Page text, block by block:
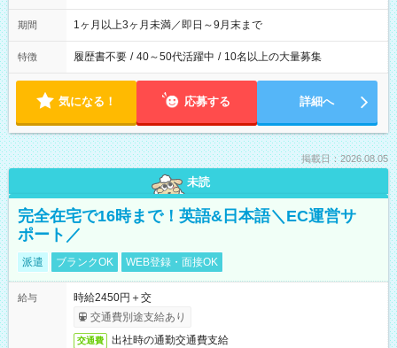
期間 1ヶ月以上3ヶ月未満／即日～9月末まで
特徴 履歴書不要 / 40～50代活躍中 / 10名以上の大量募集
気になる！ 応募する 詳細へ
掲載日：2026.08.05
未読
完全在宅で16時まで！英語&日本語＼EC運営サ
ポート／
派遣 ブランクOK WEB登録・面接OK
給与
時給2450円＋交
交通費別途支給あり
交通費 出社時の通勤交通費支給